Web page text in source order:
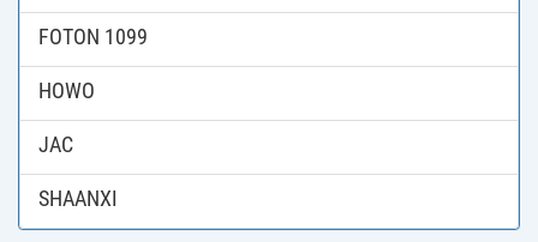
FOTON 1099
HOWO
JAC
SHAANXI